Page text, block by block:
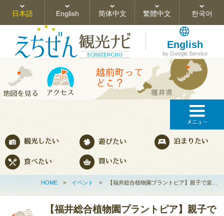
日本語 English 简体中文 繁體中文 한국어
English
by Google Service
HOME> イベント > 【福井総合植物園プラントピア】親子で楽…
【福井総合植物園プラントピア】親子で